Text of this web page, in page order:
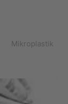
Mikroplastik